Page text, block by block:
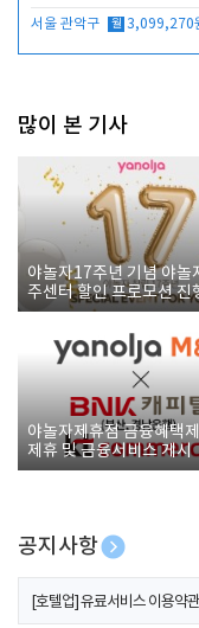
서울 관악구 월 3,099,270
많이 본 기사
야놀자17주년 기념 야놀
주센터 할인 프로모션 진
야놀자제휴점 금융혜택
제휴 및 금융서비스 게시
공지사항
[호텔업] 개인정보 처리방침 개
[호텔업] 유료서비스 이용약